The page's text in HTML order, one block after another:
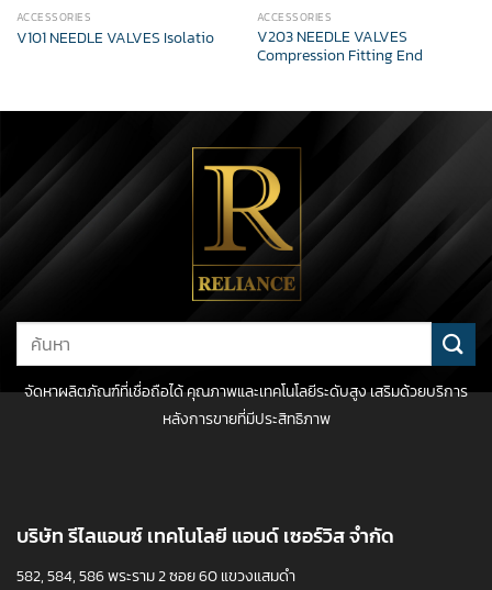
ACCESSORIES
V101 NEEDLE VALVES Isolatio
ACCESSORIES
V203 NEEDLE VALVES
Compression Fitting End
Search
for:
จัดหาผลิตภัณฑ์ที่เชื่อถือได้ คุณภาพและเทคโนโลยีระดับสูง เสริมด้วยบริการ
หลังการขายที่มีประสิทธิภาพ
บริษัท รีไลแอนซ์ เทคโนโลยี แอนด์ เซอร์วิส จำกัด
582, 584, 586 พระราม 2 ซอย 60 แขวงแสมดำ